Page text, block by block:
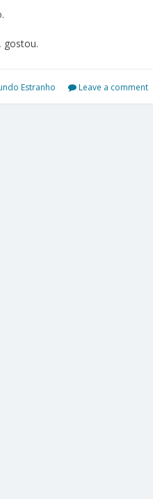
gostou.
Estranho Leave a comment